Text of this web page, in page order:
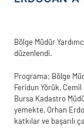
Bölge Müdür
düzenlendi.
Programa; Bölge
Feridun Yörük,
Bursa Kadastro
yemekte, Orhan
katkılar ve başarılı